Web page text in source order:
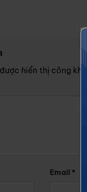
hiển thị công
Email *